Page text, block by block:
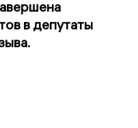
в депутаты